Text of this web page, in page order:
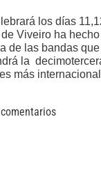
los días
Viveiro ha
de las bandas
la
más